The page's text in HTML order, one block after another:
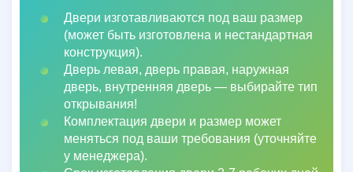
Двери изготавливаются под ваш размер
(может быть изготовлена и нестандартная
конструкция).
Дверь левая, дверь правая, наружная
дверь, внутренняя дверь — выбирайте тип
открывания!
Комплектация двери и размер может
меняться под ваши требования (уточняйте
у менеджера).